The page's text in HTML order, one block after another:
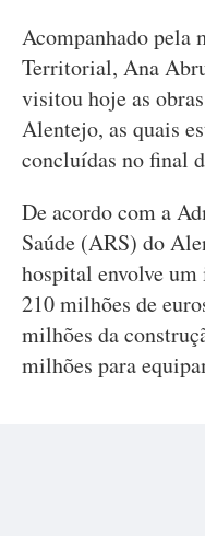
Acompanhado pela
Territorial, Ana
visitou hoje as
Alentejo, as quais
concluídas no final
De acordo com a
Saúde (ARS) do
hospital envolve
210 milhões de
milhões da
milhões para